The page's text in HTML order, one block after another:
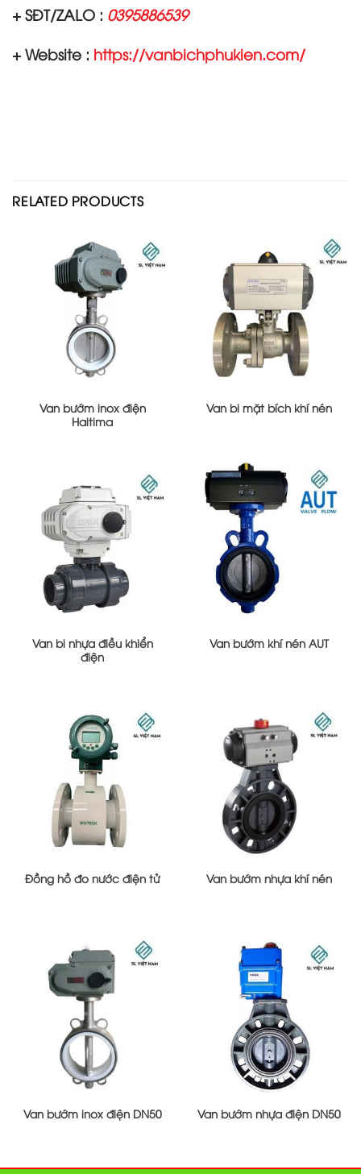
+ SĐT/ZALO : 0395886539
+ Website : https://vanbichphukien.com/
RELATED PRODUCTS
Van bướm inox điện
Haitima
Van bi mặt bích khí nén
Van bi nhựa điều khiển
điện
Van bướm khí nén AUT
Đồng hồ đo nước điện tử Van bướm nhựa khí nén
Van bướm inox điện DN50 Van bướm nhựa điện DN50